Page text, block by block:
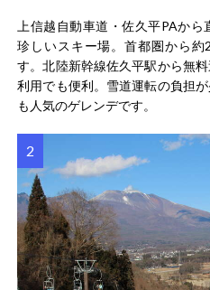
上信越自動車道・佐久平PAか
珍しいスキー場。首都圏から
す。北陸新幹線佐久平駅から無
利用でも便利。雪道運転の負担
も人気のゲレンデです。